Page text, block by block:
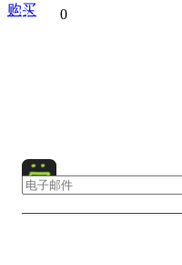
分享到 0
购买